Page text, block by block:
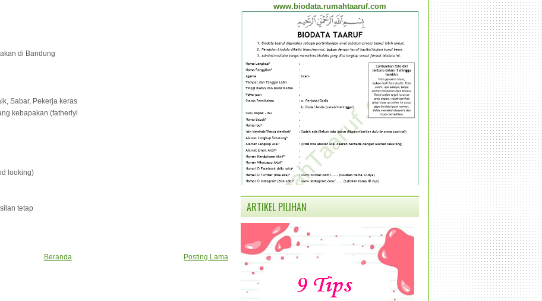
di Bandung
Sabar, Pekerja keras
kebapakan (fatherlyl
looking)
tetap
Posting Lama
Beranda
www.biodata.rumahtaaruf.com
ARTIKEL PILIHAN